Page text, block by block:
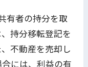
有者の持分を取
持分移転登記を
不動産を売却し
には、利益の有